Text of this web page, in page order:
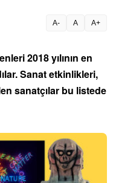
A- A A+
2018 yılının en
Sanat etkinlikleri,
sanatçılar bu listede